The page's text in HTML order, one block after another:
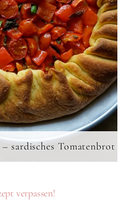
sardisches Tomatenbrot
verpassen!